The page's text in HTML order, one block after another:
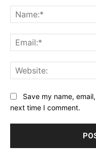
Save my name,
next time I comment.